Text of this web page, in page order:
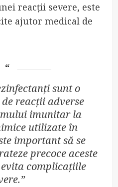
reacții severe, este
ajutor medical de
sunt o
reacții adverse
imunitar la
utilizate în
important să se
precoce aceste
complicațiile